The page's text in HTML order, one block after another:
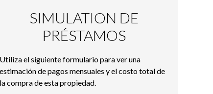
SIMULATION DE
PRÉSTAMOS
Utiliza el siguiente formulario para ver una
estimación de pagos mensuales y el costo total de
la compra de esta propiedad.